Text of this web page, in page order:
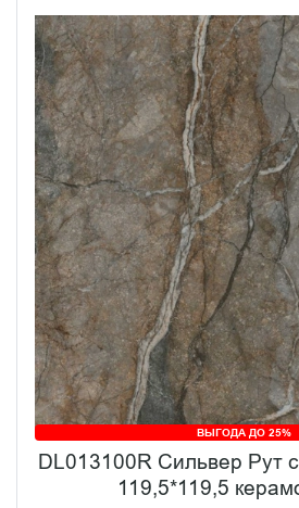
ВЫГОДА ДО 25%
DL013100R Сильвер Рут
119,5*119,5